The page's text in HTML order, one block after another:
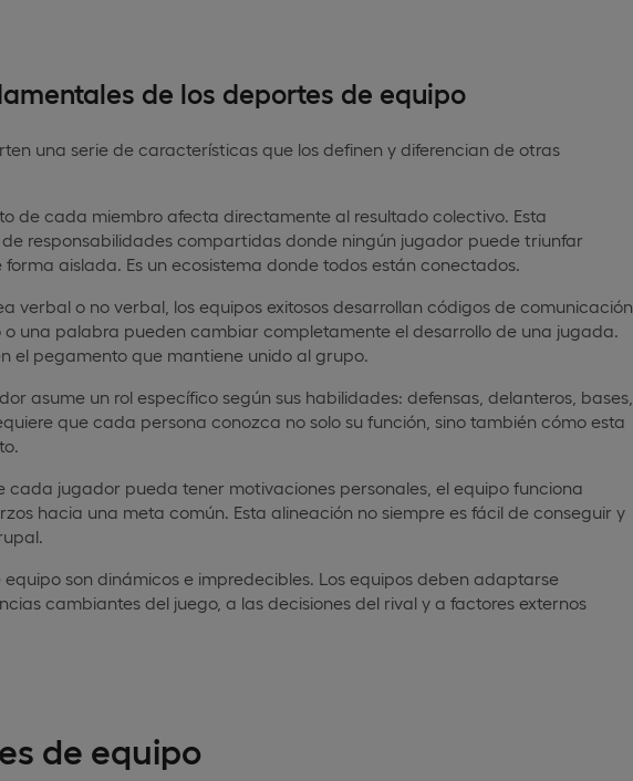
de los deportes de equipo
una serie de características que los definen y diferencian de otras
de cada miembro afecta directamente al resultado colectivo. Esta
responsabilidades compartidas donde ningún jugador puede triunfar
aislada. Es un ecosistema donde todos están conectados.
verbal o no verbal, los equipos exitosos desarrollan códigos de comunicación
una palabra pueden cambiar completamente el desarrollo de una jugada.
el pegamento que mantiene unido al grupo.
asume un rol específico según sus habilidades: defensas, delanteros, bases,
que cada persona conozca no solo su función, sino también cómo esta
cada jugador pueda tener motivaciones personales, el equipo funciona
hacia una meta común. Esta alineación no siempre es fácil de conseguir y
equipo son dinámicos e impredecibles. Los equipos deben adaptarse
cambiantes del juego, a las decisiones del rival y a factores externos
de equipo